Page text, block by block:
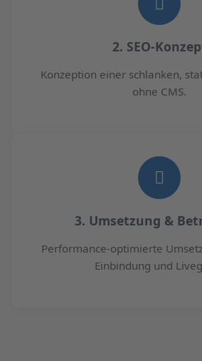
2. SEO-
Konzeption einer schlanken,
ohne CMS.
3. Umsetzung &
Performance-optimierte
Einbindung und